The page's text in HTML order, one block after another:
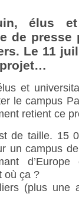
élus et
de presse
Le 11
et
le campus
retient ce
de taille. 15
un campus
où ça ?
(plus une